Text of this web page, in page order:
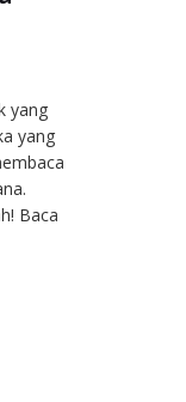
yang
yang
Baca
yang